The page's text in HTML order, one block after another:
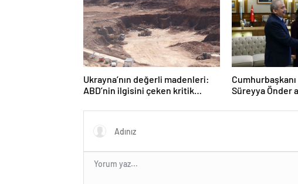
Ukrayna’nın değerli madenleri:
ABD’nin ilgisini çeken kritik
Cumhurbaşkanı
Süreyya Önder